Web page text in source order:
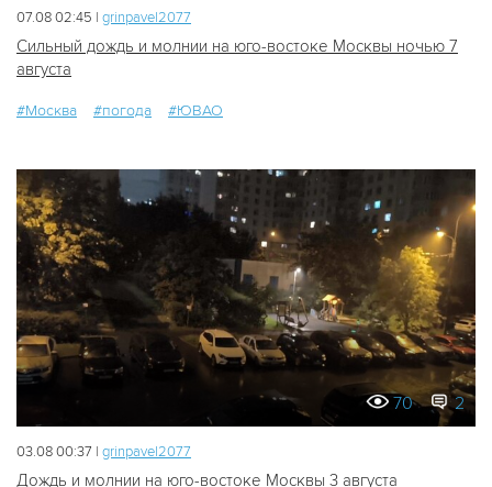
07.08 02:45 | grinpavel2077
Сильный дождь и молнии на юго-востоке Москвы ночью 7
августа
#Москва #погода #ЮВАО
70 2
03.08 00:37 | grinpavel2077
Дождь и молнии на юго-востоке Москвы 3 августа